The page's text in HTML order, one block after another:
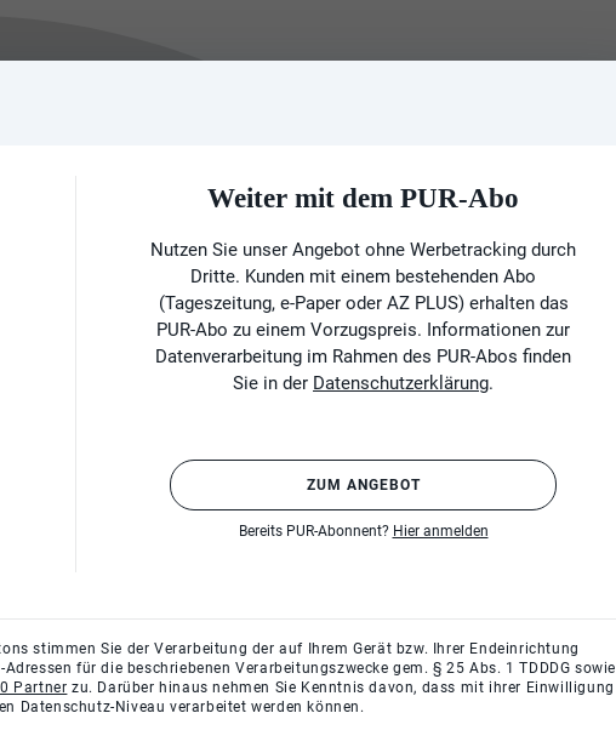
Weiter mit dem PUR-Abo
Nutzen Sie unser Angebot ohne Werbetracking durch
Dritte. Kunden mit einem bestehenden Abo
(Tageszeitung, e-Paper oder AZ PLUS) erhalten das
PUR-Abo zu einem Vorzugspreis. Informationen zur
Datenverarbeitung im Rahmen des PUR-Abos finden
Sie in der Datenschutzerklärung.
ZUM ANGEBOT
Bereits PUR-Abonnent? Hier anmelden
stimmen Sie der Verarbeitung der auf Ihrem Gerät bzw. Ihrer Endeinrichtung
für die beschriebenen Verarbeitungszwecke gem. § 25 Abs. 1 TDDDG sowie
Partner zu. Darüber hinaus nehmen Sie Kenntnis davon, dass mit ihrer Einwilligung
Datenschutz-Niveau verarbeitet werden können.